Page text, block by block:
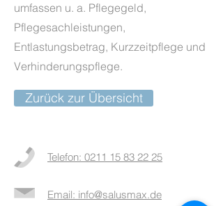
umfassen u. a. Pflegegeld,
Pflegesachleistungen,
Entlastungsbetrag, Kurzzeitpflege und
Verhinderungspflege.
Zurück zur Übersicht
Telefon: 0211 15 83 22 25
Email: info@salusmax.de